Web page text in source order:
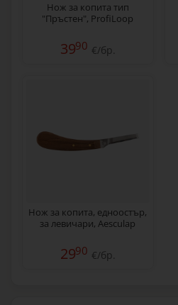
Нож за копита тип
"Пръстен", ProfiLoop
3990 €/бр.
Нож за копита, едноостър,
за левичари, Aesculap
2990 €/бр.